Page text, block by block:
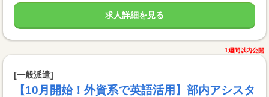
求人詳細を見る
1週間以内公開
[一般派遣]
【10月開始！外資系で英語活用】部内アシスタ